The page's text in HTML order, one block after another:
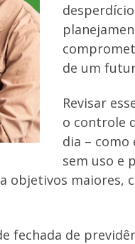
de um
Revisar
o controle
dia –
sem uso e
objetivos maiores,
fechada de